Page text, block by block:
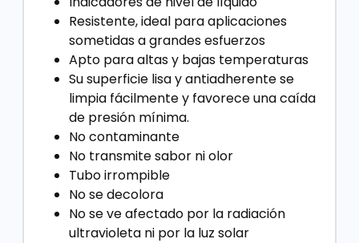
Resistente, ideal para aplicaciones
sometidas a grandes esfuerzos
Apto para altas y bajas temperaturas
Su superficie lisa y antiadherente se
limpia fácilmente y favorece una caída
de presión mínima.
No contaminante
No transmite sabor ni olor
Tubo irrompible
No se decolora
No se ve afectado por la radiación
ultravioleta ni por la luz solar